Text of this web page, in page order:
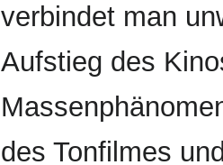
verbindet man
Aufstieg des
des Tonfilmes